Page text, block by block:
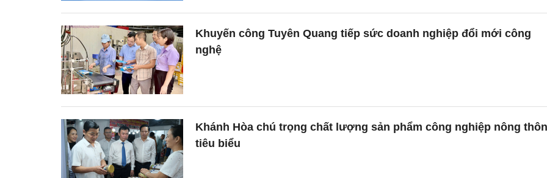
Khuyến công Tuyên Quang tiếp sức doanh nghiệp đổi mới công
nghệ
Khánh Hòa chú trọng chất lượng sản phẩm công nghiệp nông thôn
tiêu biểu